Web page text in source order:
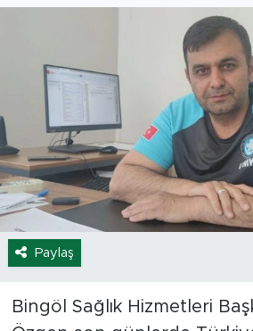
Paylaş
Bingöl Sağlık Hizmetleri
Eğitim
Ekonomi
Hava Durumu
Tavz Der
Bingöl Kaza Haberleri